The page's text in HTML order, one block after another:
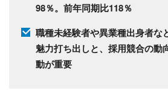
98％。前年同期比118％
職種未経験者や異業種出身者な
魅力打ち出しと、採用競合の動
動が重要